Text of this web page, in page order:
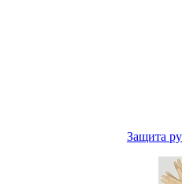
Защита